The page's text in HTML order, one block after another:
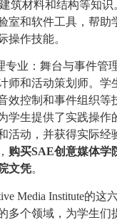
筑材料和结构等知识
室和软件工具，帮助
操作技能。
专业：舞台与事件管
师和活动策划师。学
效控制和事件组织等
学生提供了实践操作
活动，并获得实际经
， 购买SAE创意媒体学
文凭。
Media Institute的这
多个领域，为学生们